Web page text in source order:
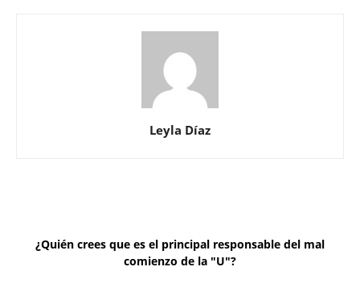
Leyla Díaz
¿Quién crees que es el principal responsable del mal
comienzo de la "U"?